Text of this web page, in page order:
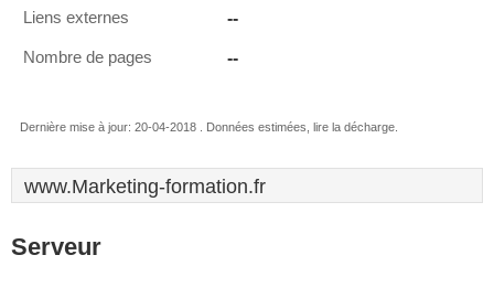
Liens externes --
Nombre de pages --
Dernière mise à jour: 20-04-2018 . Données estimées, lire la décharge.
www.Marketing-formation.fr
Serveur